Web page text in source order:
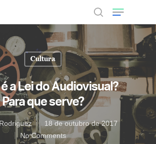
search or ESC to close
Cultura
a Lei do Audiovisual?
Para que serve?
18 de outubro de 2017
No Comments